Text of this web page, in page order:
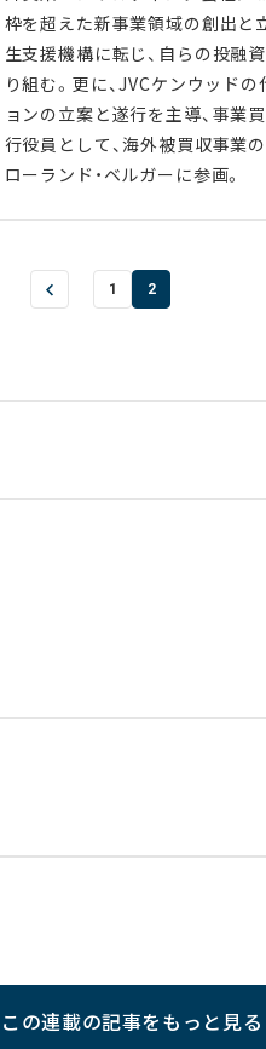
枠を超えた新事業領域の創出と
生支援機構に転じ、自らの投融
り組む。更に、JVCケンウッド
ョンの立案と遂行を主導、事業
行役員として、海外被買収事業
ローランド・ベルガーに参画。
1 2
この連載の記事をもっと見る